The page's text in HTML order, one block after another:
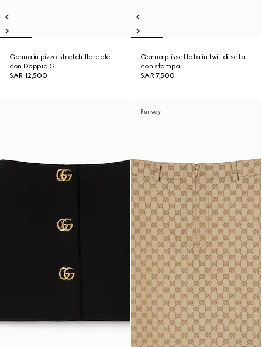
Gonna in pizzo stretch floreale
con Doppia G
SAR 12,500
Gonna plissettata in twill di seta
con stampa
SAR 7,500
Runway